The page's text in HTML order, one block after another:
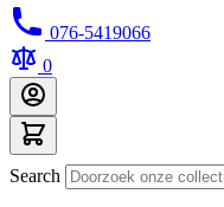
076-5419066
0
Search